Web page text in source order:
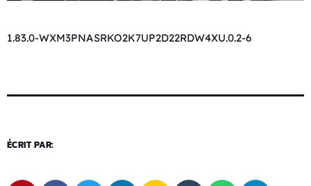
1.83.0-WXM3PNASRKO2K7UP2D22RDW4XU.0.2-6
ÉCRIT PAR: